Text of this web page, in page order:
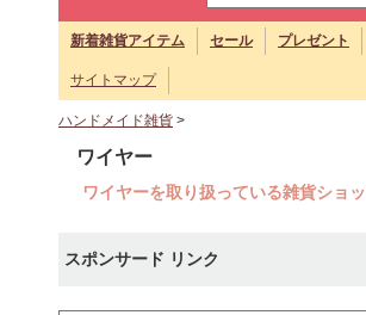
新着雑貨アイテム セール プレゼント
サイトマップ
ハンドメイド雑貨 >
ワイヤー
ワイヤーを取り扱っている雑貨ショッ
スポンサード リンク